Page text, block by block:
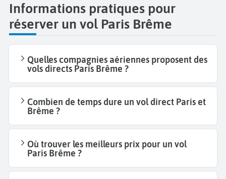
Informations pratiques pour
réserver un vol Paris Brême
Quelles compagnies aériennes proposent des
vols directs Paris Brême ?
Combien de temps dure un vol direct Paris et
Brême ?
Où trouver les meilleurs prix pour un vol
Paris Brême ?